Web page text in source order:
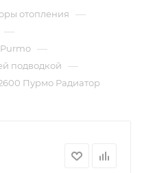
отопления —
—
—
подводкой —
Пурмо Радиатор